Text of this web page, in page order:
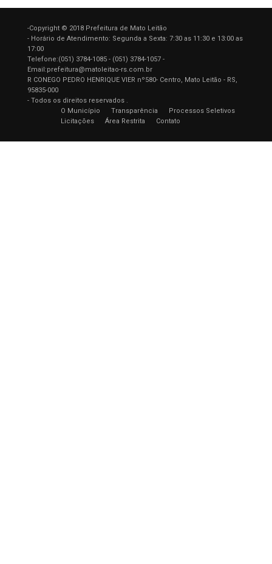
-Copyright © 2018 Prefeitura de Mato Leitão
- Horário de Atendimento: Segunda a Sexta: 7:30 as 11:30 e 13:00 as
17:00
Telefone:(051) 3784-1085 - (051) 3784-1057 -
Email:prefeitura@matoleitao-rs.com.br
R CONEGO PEDRO HENRIQUE VIER nº580- Centro, Mato Leitão - RS,
95835-000
- Todos os direitos reservados .
O Município
Transparência
Processos Seletivos
Licitações
Área Restrita Contato